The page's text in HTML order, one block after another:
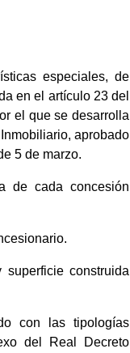
especiales, de
en el artículo 23 del
el que se desarrolla
aprobado
5 de marzo.
de cada concesión
construida
con las tipologías
del Real Decreto